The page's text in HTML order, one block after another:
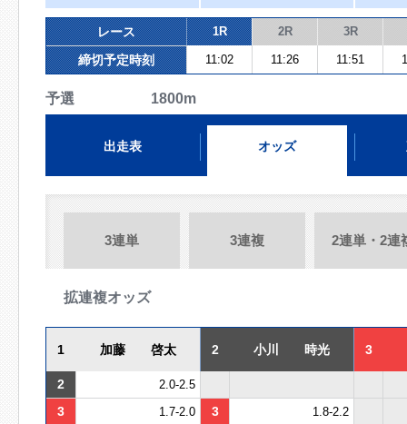
レース 1R 2R 3R
締切予定時刻 11:02 11:26 11:51
予選 1800m
出走表 オッズ
3連単 3連複 2連単・2連
拡連複オッズ
1 加藤 啓太 2 小川 時光 3
2 2.0-2.5
3 1.7-2.0 3 1.8-2.2